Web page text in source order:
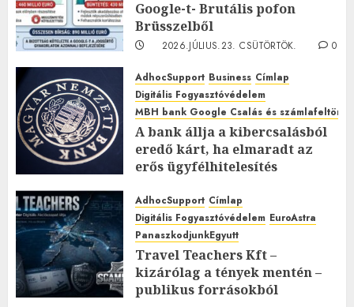
Google-t- Brutális pofon
Brüsszelből
2026.JÚLIUS.23. CSÜTÖRTÖK.
0
AdhocSupport Business Címlap
Digitális Fogyasztóvédelem
MBH bank Google Csalás és
A bank állja a kibercsalásból
eredő kárt, ha elmaradt az
erős ügyfélhitelesítés
AdhocSupport Címlap
Digitális Fogyasztóvédelem EuroAstra
PanaszkodjunkEgyutt
Travel Teachers Kft –
kizárólag a tények mentén –
publikus forrásokból